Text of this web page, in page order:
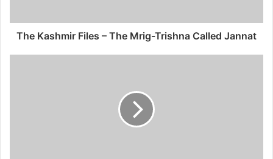
The Kashmir Files – The Mrig-Trishna Called Jannat